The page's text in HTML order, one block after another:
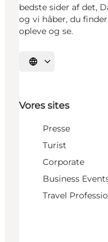
bedste sider af det,
og vi håber, du
opleve og se.
Vælg sprog
Vores sites
Presse
Turist
Corporate
Business
Travel